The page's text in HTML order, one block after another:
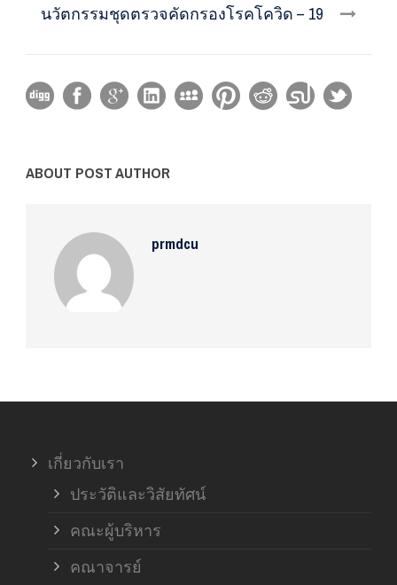
นวัตกรรมชุดตรวจคัดกรองโรคโควิด – 19
ABOUT POST AUTHOR
prmdcu
เกี่ยวกับเรา
ประวัติและวิสัยทัศน์
คณะผู้บริหาร
คณาจารย์